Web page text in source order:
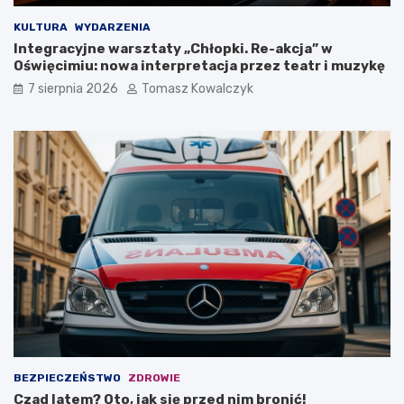
a
K
o
ś
i
s
k
i
w
O
ś
w
ę
i
m
i
u
!
KULTURA WYDARZENIA
Integracyjne warsztaty „Chłopki. Re-akcja” w
Oświęcimiu: nowa interpretacja przez teatr i muzykę
7 sierpnia 2026 Tomasz Kowalczyk
BEZPIECZEŃSTWO ZDROWIE
Czad latem? Oto, jak się przed nim bronić!